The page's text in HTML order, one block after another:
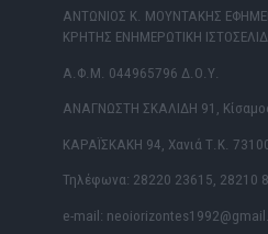
ΑΝΤΩΝΙΟΣ Κ. ΜΟΥΝΤΑΚΗΣ
ΚΡΗΤΗΣ ΕΝΗΜΕΡΩΤΙΚΗ
Α.Φ.Μ. 044965796 Δ.Ο.Υ.
ΑΝΑΓΝΩΣΤΗ ΣΚΑΛΙΔΗ 91,
ΚΑΡΑΪΣΚΑΚΗ 94, Χανιά Τ.Κ.
Τηλέφωνα: 28220 23615, 28210
e-mail: